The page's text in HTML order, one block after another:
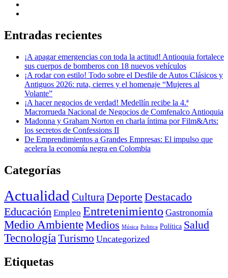
Entradas recientes
¡A apagar emergencias con toda la actitud! Antioquia fortalece
sus cuerpos de bomberos con 18 nuevos vehículos
¡A rodar con estilo! Todo sobre el Desfile de Autos Clásicos y
Antiguos 2026: ruta, cierres y el homenaje “Mujeres al
Volante”
¡A hacer negocios de verdad! Medellín recibe la 4.ª
Macrorrueda Nacional de Negocios de Comfenalco Antioquia
Madonna y Graham Norton en charla íntima por Film&Arts:
los secretos de Confessions II
De Emprendimientos a Grandes Empresas: El impulso que
acelera la economía negra en Colombia
Categorías
Actualidad Cultura Deporte Destacado
Educación Empleo Entretenimiento Gastronomía
Medio AmbienteMedios Música Politica Política Salud
Tecnología Turismo Uncategorized
Etiquetas